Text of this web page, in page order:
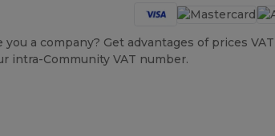
you a company? Get advantages of prices
intra-Community VAT number.